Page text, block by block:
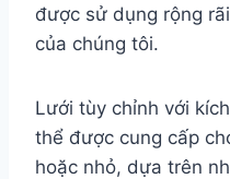
được sử dụng rộng
của chúng tôi.
Lưới tùy chỉnh với
thể được cung cấp
hoặc nhỏ, dựa trên